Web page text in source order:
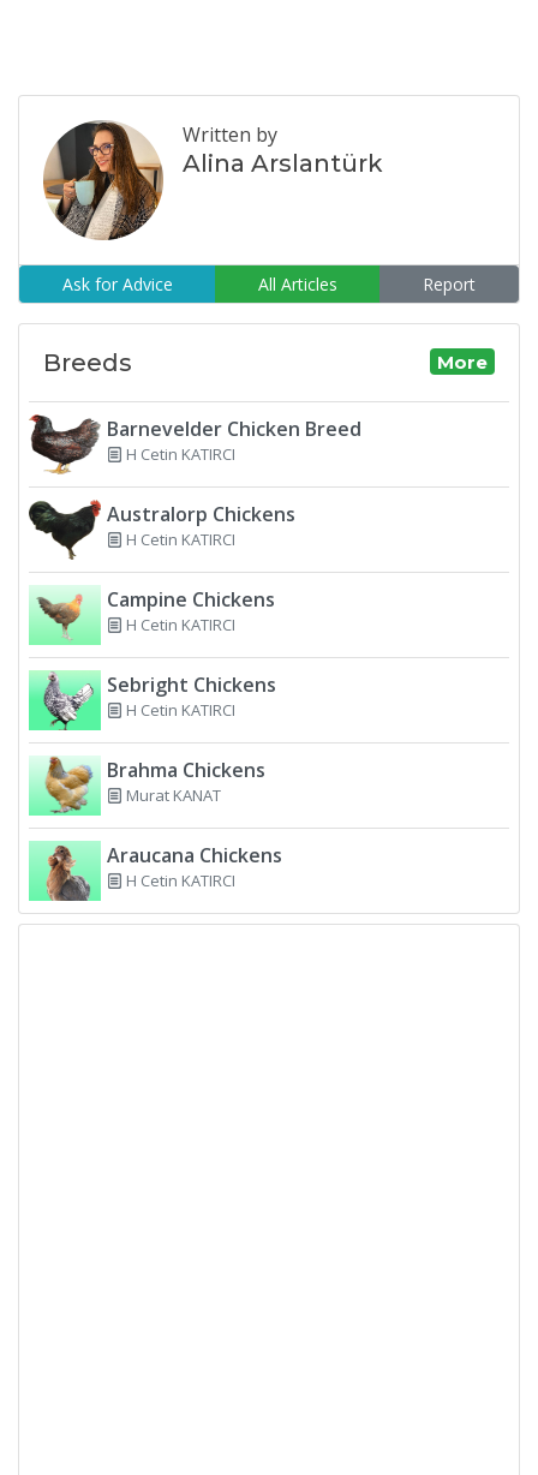
Written by
Alina Arslantürk
Ask for Advice All Articles Report
Breeds More
Barnevelder Chicken Breed
H Cetin KATIRCI
Australorp Chickens
H Cetin KATIRCI
Campine Chickens
H Cetin KATIRCI
Sebright Chickens
H Cetin KATIRCI
Brahma Chickens
Murat KANAT
Araucana Chickens
H Cetin KATIRCI